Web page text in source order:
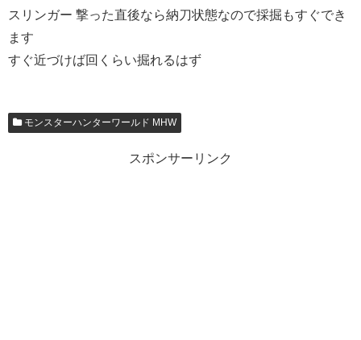
スリンガー 撃った直後なら納刀状態なので採掘もすぐでき
ます
すぐ近づけば回くらい掘れるはず
モンスターハンターワールド MHW
スポンサーリンク